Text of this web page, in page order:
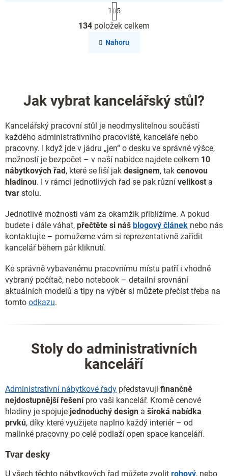
O
v
l
p
r
k
y
v
ý
p
i
s
S
t
r
á
n
1 5
134 položek celkem
Nahoru
Jak vybrat kancelářský stůl?
Kancelářský pracovní stůl je neodmyslitelnou součástí
každého administrativního pracoviště, kanceláře nebo
pracovny. I když jde v jádru „jen“ o desku ve správné výšce,
možností je bezpočet – v naší nabídce najdete celkem 10
nábytkových řad, které se liší jak designem, tak cenovou
hladinou. I v rámci jednotlivých řad se pak různí velikost a
tvar stolu.
Jednotlivé možnosti vám za okamžik přiblížíme. A pokud
budete i dále váhat, přečtěte si náš blogový článek nebo nás
kontaktujte – pomůžeme vám si reprezentativně zařídit
kancelář během pár kliknutí.
Ke správně vybavenému pracovnímu místu patří i vhodně
vybraný počítač, nebo notebook – detailní srovnání
aktuálních modelů a tipy na výběr si můžete přečíst třeba na
tomto odkazu.
Stoly do administrativních
kanceláří
Administrativní nábytkové řady představují finančně
nejdostupnější řešenípro vaši kancelář. Kromě cenové
hladiny je spojuje jednoduchý design a široká nabídka
prvků, díky které využijete naplno každý interiér – od
malinké pracovny po celé podlaží open space kanceláří.
Tvar desky
U všech těchto nábytkových řad můžete zvolit rohový, nebo